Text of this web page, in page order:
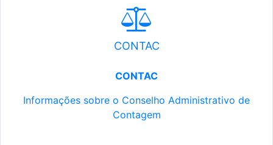
CONTAC
CONTAC
Informações sobre o Conselho Administrativo de
Contagem